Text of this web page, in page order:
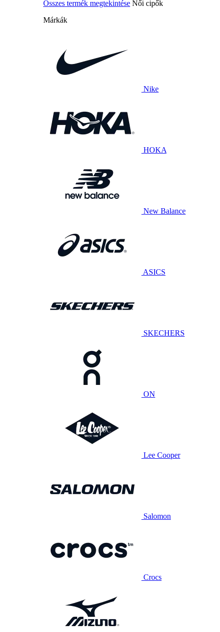
Összes termék megtekintése Női cipők
Márkák
Nike
HOKA
New Balance
ASICS
SKECHERS
ON
Lee Cooper
Salomon
Crocs